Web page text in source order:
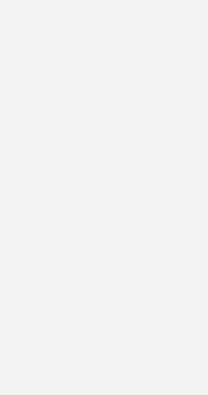
diese Aufbauzeit fällt
dem
Der
Universität
gut vorbereitet und
COO Armin
Mitglied des SZV-
Engagement des
fort. Auch nach seinem
Unternehmen und den
zur Verfügung stehen.
die Gesellschafter danken
im Dienste von
Zukunft immer ein